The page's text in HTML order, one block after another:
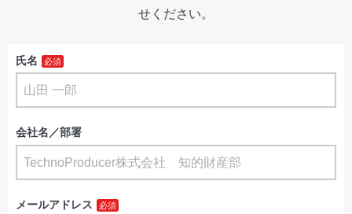
せください。
氏名
会社名／部署
メールアドレス